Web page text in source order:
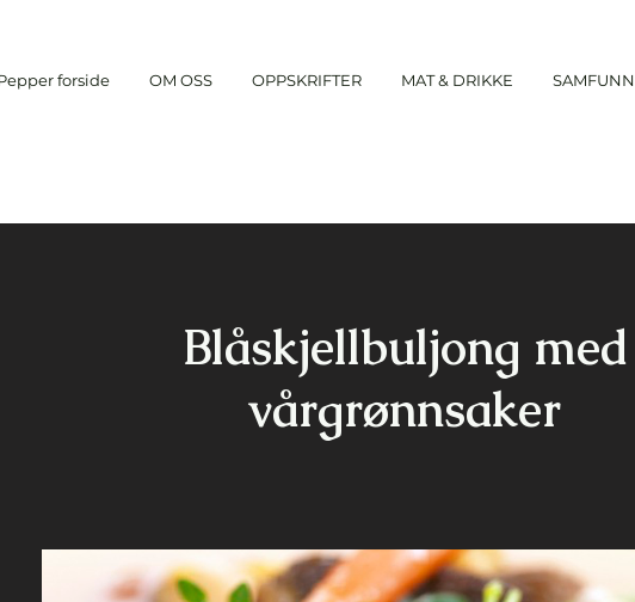
forside OM OSS OPPSKRIFTER MAT & DRIKKE SAMFUNN
Blåskjellbuljong med
vårgrønnsaker